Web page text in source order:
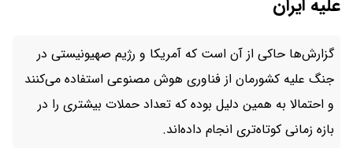
علیه ایران
گزارش‌ها حاکی از آن است که آمریکا و رژیم صهیونیستی در
جنگ علیه کشورمان از فناوری هوش مصنوعی استفاده می‌کنند
و احتمالا به همین دلیل بوده که تعداد حملات بیشتری را در
بازه زمانی کوتاه‌تری انجام داده‌اند.